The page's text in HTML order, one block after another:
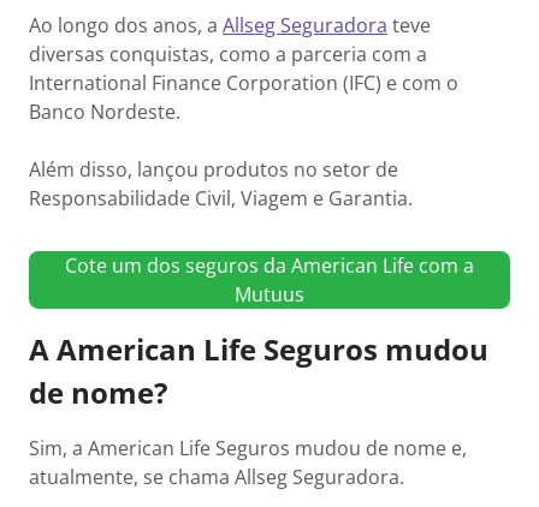
Ao longo dos anos, a Allseg Seguradora teve
diversas conquistas, como a parceria com a
International Finance Corporation (IFC) e com o
Banco Nordeste.
Além disso, lançou produtos no setor de
Responsabilidade Civil, Viagem e Garantia.
Cote um dos seguros da American Life com a
Mutuus
A American Life Seguros mudou
de nome?
Sim, a American Life Seguros mudou de nome e,
atualmente, se chama Allseg Seguradora.